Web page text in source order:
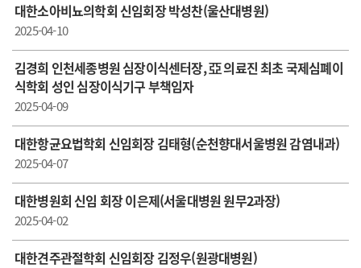
대한소아비뇨의학회 신임회장 박성찬(울산대병원)
2025-04-10
김경희 인천세종병원 심장이식센터장, 亞 의료진 최초 국제심폐이
식학회 성인 심장이식기구 부책임자
2025-04-09
대한항균요법학회 신임회장 김태형(순천향대서울병원 감염내과)
2025-04-07
대한병원회 신임 회장 이은제(서울대병원 원무2과장)
2025-04-02
대한견주관절학회 신임회장 김정우(원광대병원)